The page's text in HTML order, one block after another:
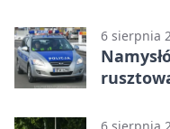
6 sierpnia